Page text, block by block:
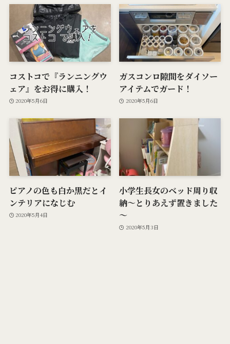
コストコで『ランニングウ
ェア』をお得に購入！
2020年5月6日
ガスコンロ隙間をダイソー
アイテムでガード！
2020年5月6日
ピアノの色も白か黒だとイ
ンテリアになじむ
2020年5月4日
小学生長女のベッド周り収
納～とりあえず置きました
～
2020年5月3日